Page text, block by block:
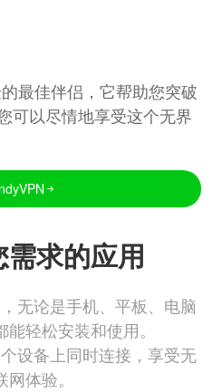
最佳伴侣，它帮助您突破
可以尽情地享受这个无界
求的应用
无论是手机、平板、电脑
轻松安装和使用。
设备上同时连接，享受无
体验。